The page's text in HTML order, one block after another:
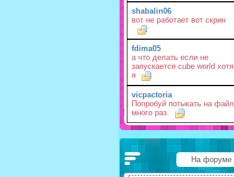
shabalin06
вот не работает вот скрин
fdima05
а что делать если не
запускается cube world хотя
я
vicpactoria
Попробуй потыкать на файл
много раз.
На форуме